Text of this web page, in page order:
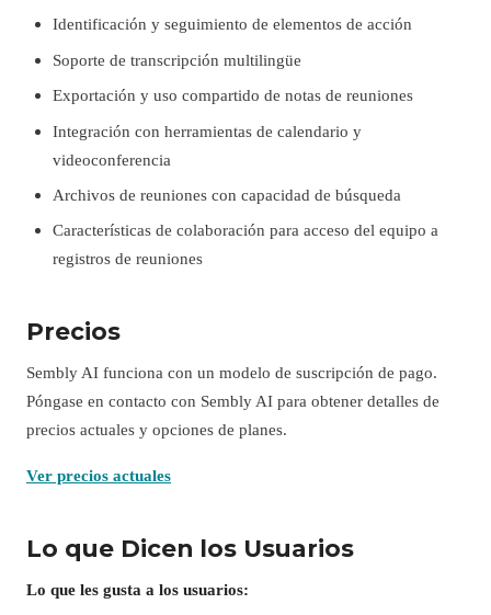
Identificación y seguimiento de elementos de acción
Soporte de transcripción multilingüe
Exportación y uso compartido de notas de reuniones
Integración con herramientas de calendario y
videoconferencia
Archivos de reuniones con capacidad de búsqueda
Características de colaboración para acceso del equipo a
registros de reuniones
Precios
Sembly AI funciona con un modelo de suscripción de pago.
Póngase en contacto con Sembly AI para obtener detalles de
precios actuales y opciones de planes.
Ver precios actuales
Lo que Dicen los Usuarios
Lo que les gusta a los usuarios: